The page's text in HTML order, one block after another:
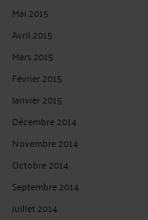
Mai 2015
Avril 2015
Mars 2015
Février 2015
Janvier 2015
Décembre 2014
Novembre 2014
Octobre 2014
Septembre 2014
Juillet 2014